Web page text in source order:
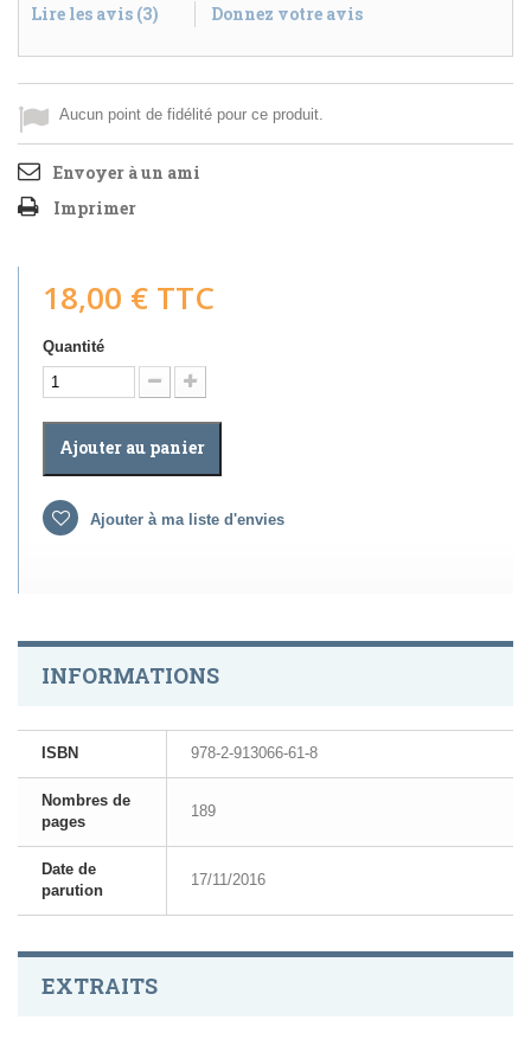
Lire les avis (3) Donnez votre avis
Aucun point de fidélité pour ce produit.
Envoyer à un ami
Imprimer
18,00 € TTC
Quantité
Ajouter au panier
Ajouter à ma liste d'envies
INFORMATIONS
ISBN 978-2-913066-61-8
Nombres de
pages
189
Date de
parution
17/11/2016
EXTRAITS